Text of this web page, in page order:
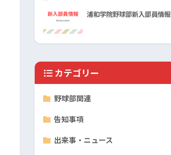
浦和学院野球部新入部員情報
カテゴリー
野球部関連
告知事項
出来事・ニュース